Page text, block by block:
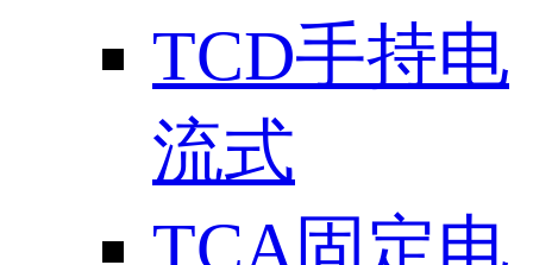
TCD手持电
流式
TCA固定电